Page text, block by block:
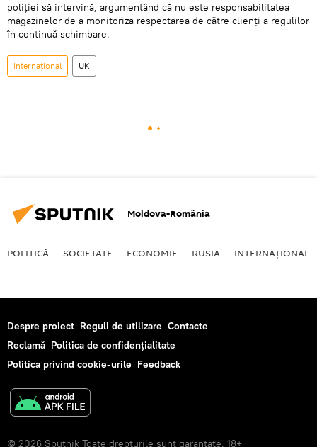
poliției să intervină, argumentând că nu este responsabilitatea
magazinelor de a monitoriza respectarea de către clienți a regulilor
în continuă schimbare.
Internaţional UK
Moldova-România
POLITICĂ SOCIETATE ECONOMIE RUSIA INTERNAŢIONAL
Despre proiect Reguli de utilizare Contacte
Reclamă Politica de confidențialitate
Politica privind cookie-urile Feedback
© 2026 Sputnik Toate drepturile sunt garantate. 18+